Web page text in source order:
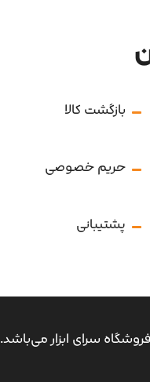
بازگشت کالا
حریم خصوصی
پشتیبانی
سرای ابزار می‌باشد.